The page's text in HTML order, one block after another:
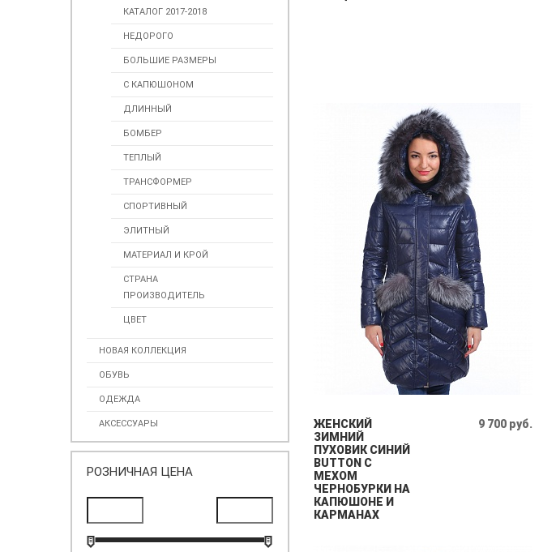
КАТАЛОГ 2017-2018
НЕДОРОГО
БОЛЬШИЕ РАЗМЕРЫ
С КАПЮШОНОМ
ДЛИННЫЙ
БОМБЕР
ТЕПЛЫЙ
ТРАНСФОРМЕР
СПОРТИВНЫЙ
ЭЛИТНЫЙ
МАТЕРИАЛ И КРОЙ
СТРАНА
ПРОИЗВОДИТЕЛЬ
ЦВЕТ
НОВАЯ КОЛЛЕКЦИЯ
ОБУВЬ
ОДЕЖДА
АКСЕССУАРЫ
РОЗНИЧНАЯ ЦЕНА
ЖЕНСКИЙ
ЗИМНИЙ
ПУХОВИК СИНИЙ
BUTTON С
МЕХОМ
ЧЕРНОБУРКИ НА
КАПЮШОНЕ И
КАРМАНАХ
9 700 руб.